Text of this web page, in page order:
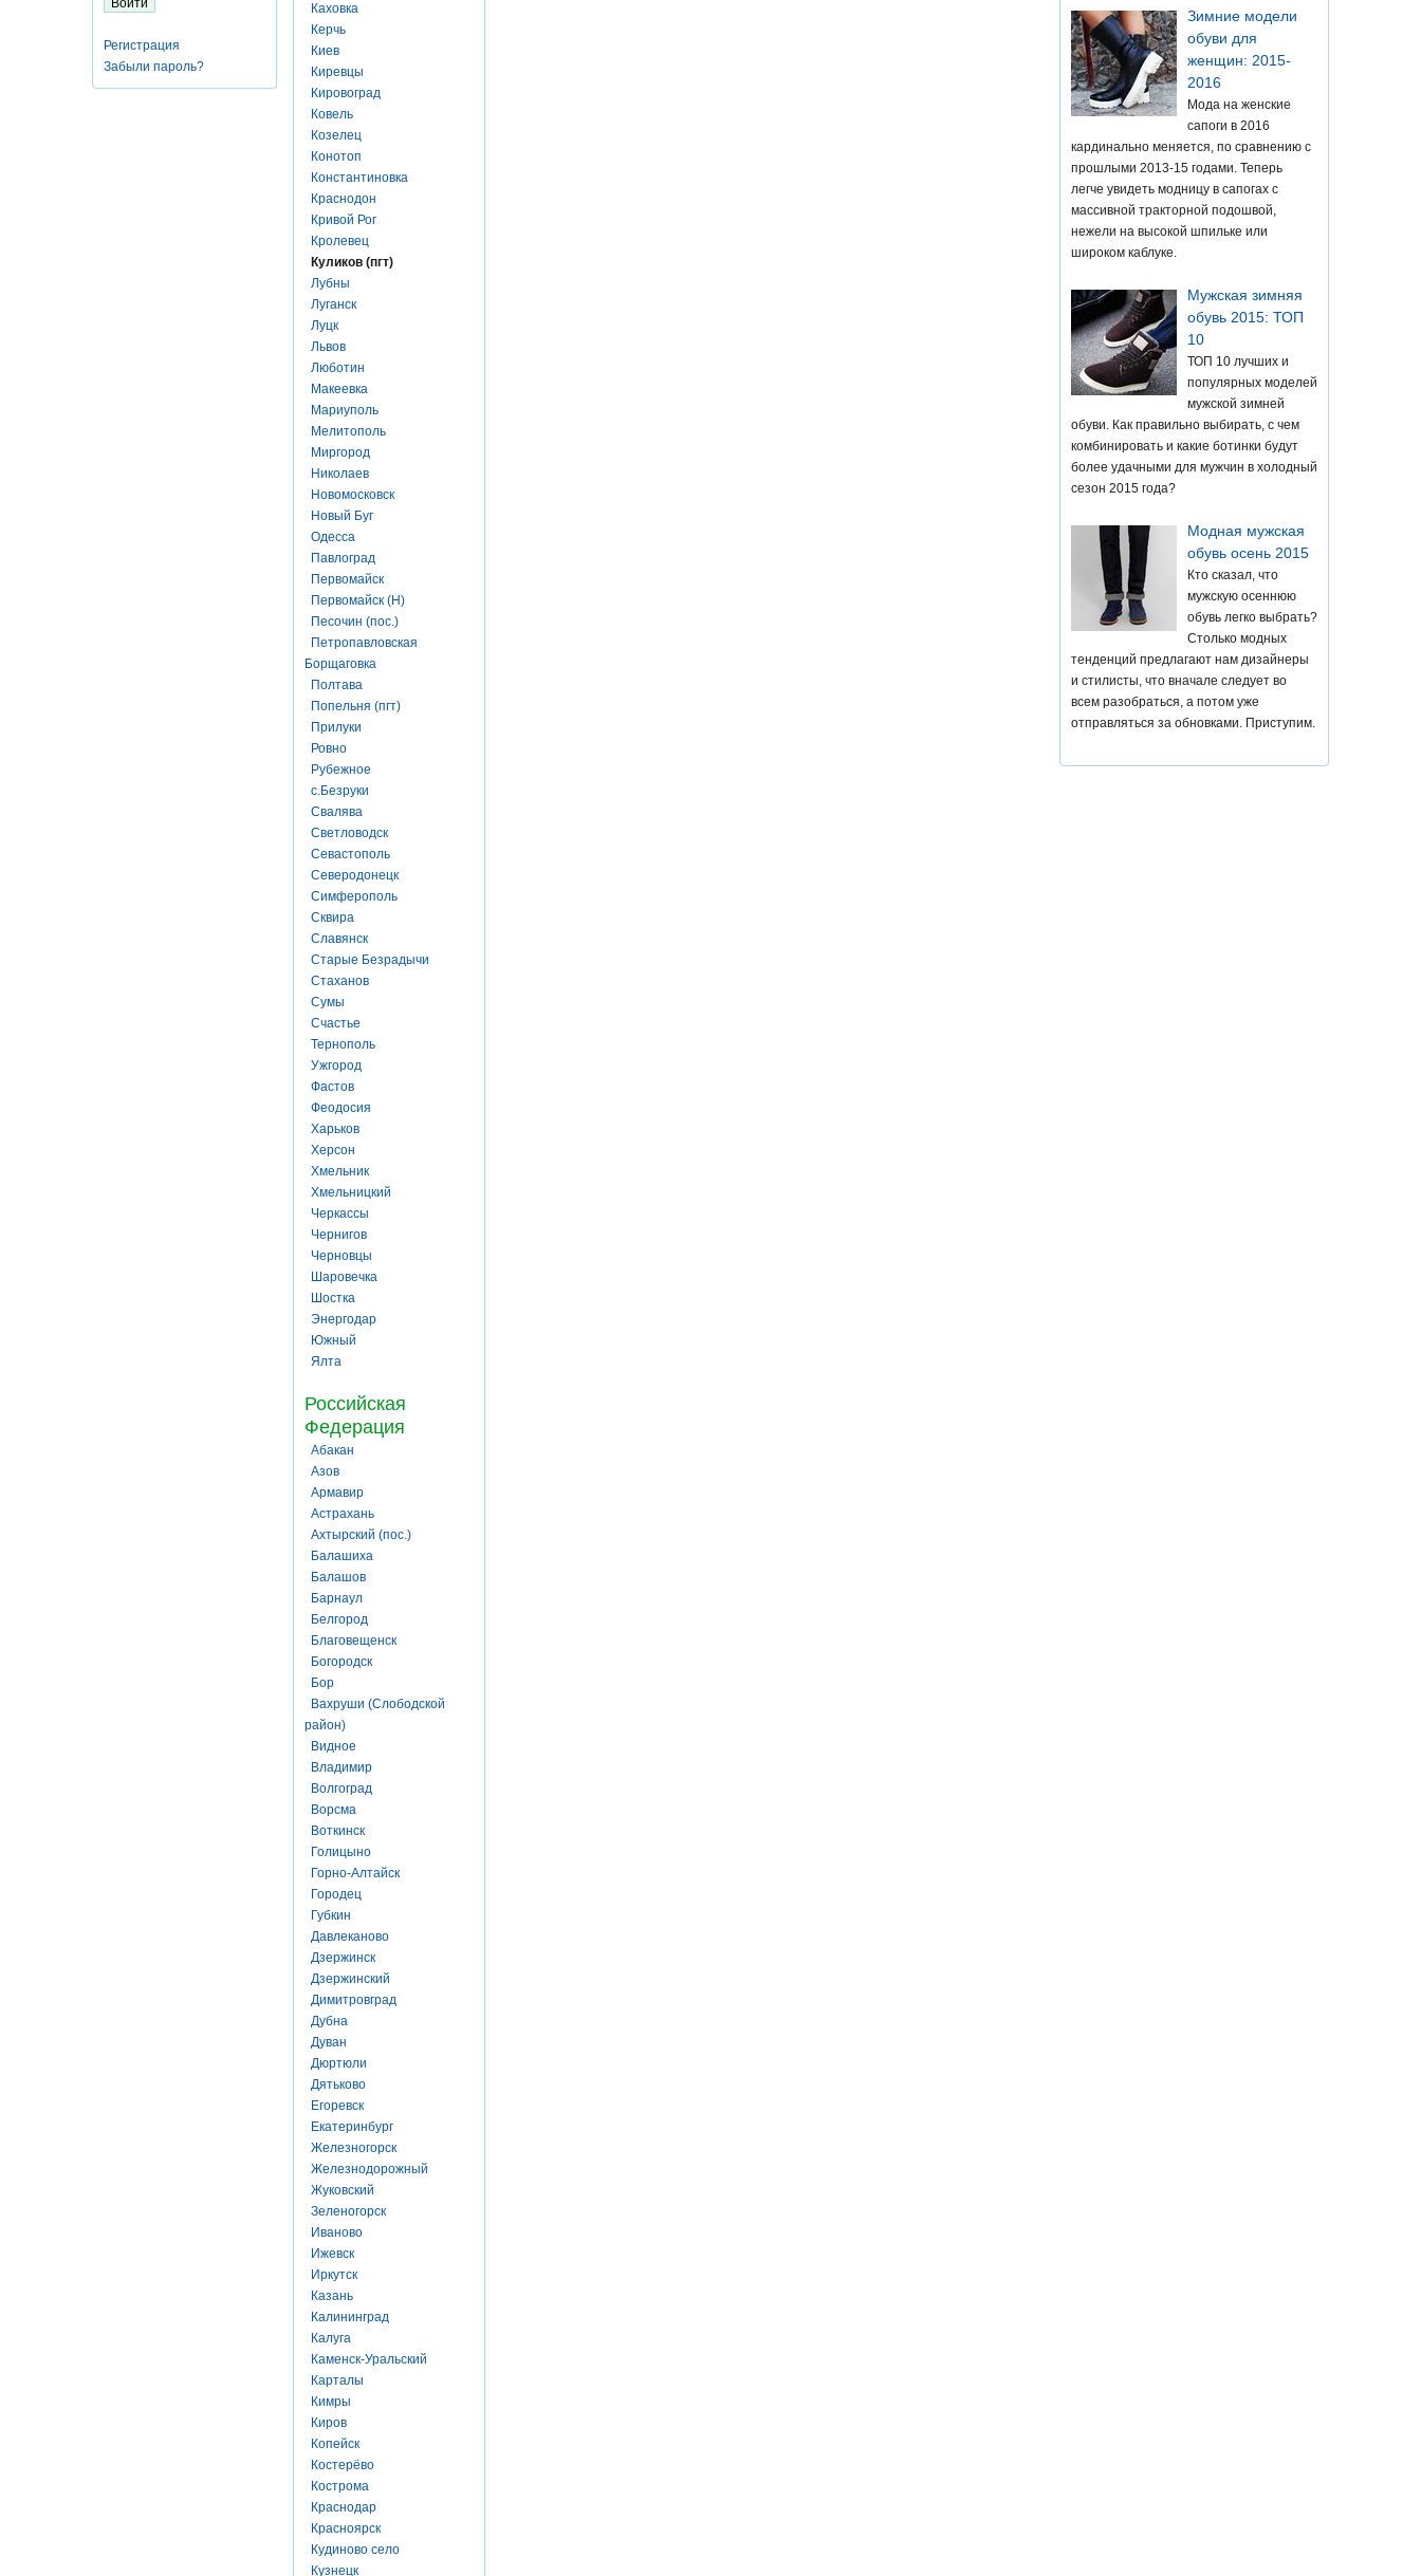
Регистрация
Забыли пароль?
Каховка
Керчь
Киев
Киревцы
Кировоград
Ковель
Козелец
Конотоп
Константиновка
Краснодон
Кривой Рог
Кролевец
Куликов (пгт)
Лубны
Луганск
Луцк
Львов
Люботин
Макеевка
Мариуполь
Мелитополь
Миргород
Николаев
Новомосковск
Новый Буг
Одесса
Павлоград
Первомайск
Первомайск (Н)
Песочин (пос.)
Петропавловская
Борщаговка
Полтава
Попельня (пгт)
Прилуки
Ровно
Рубежное
с.Безруки
Свалява
Светловодск
Севастополь
Северодонецк
Симферополь
Сквира
Славянск
Старые Безрадычи
Стаханов
Сумы
Счастье
Тернополь
Ужгород
Фастов
Феодосия
Харьков
Херсон
Хмельник
Хмельницкий
Черкассы
Чернигов
Черновцы
Шаровечка
Шостка
Энергодар
Южный
Ялта
Российская
Федерация
Абакан
Азов
Армавир
Астрахань
Ахтырский (пос.)
Балашиха
Балашов
Барнаул
Белгород
Благовещенск
Богородск
Бор
Вахруши (Слободской
район)
Видное
Владимир
Волгоград
Ворсма
Воткинск
Голицыно
Горно-Алтайск
Городец
Губкин
Давлеканово
Дзержинск
Дзержинский
Димитровград
Дубна
Дуван
Дюртюли
Дятьково
Егоревск
Екатеринбург
Железногорск
Железнодорожный
Жуковский
Зеленогорск
Иваново
Ижевск
Иркутск
Казань
Калининград
Калуга
Каменск-Уральский
Карталы
Кимры
Киров
Копейск
Костерёво
Кострома
Краснодар
Красноярск
Кудиново село
Кузнецк
Зимние модели
обуви для
женщин: 2015-
2016
Мода на женские
сапоги в 2016
кардинально меняется, по сравнению с
прошлыми 2013-15 годами. Теперь
легче увидеть модницу в сапогах с
массивной тракторной подошвой,
нежели на высокой шпильке или
широком каблуке.
Мужская зимняя
обувь 2015: ТОП
10
ТОП 10 лучших и
популярных моделей
мужской зимней
обуви. Как правильно выбирать, с чем
комбинировать и какие ботинки будут
более удачными для мужчин в холодный
сезон 2015 года?
Модная мужская
обувь осень 2015
Кто сказал, что
мужскую осеннюю
обувь легко выбрать?
Столько модных
тенденций предлагают нам дизайнеры
и стилисты, что вначале следует во
всем разобраться, а потом уже
отправляться за обновками. Приступим.